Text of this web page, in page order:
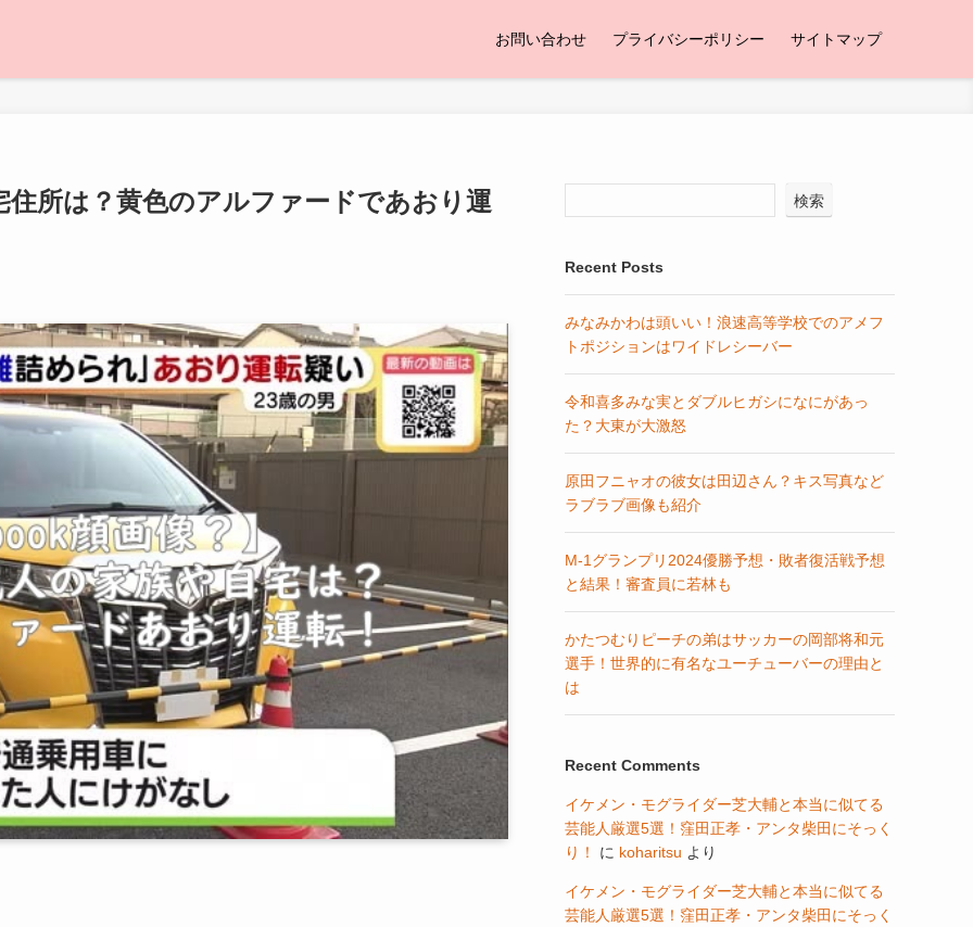
お問い合わせ プライバシーポリシー サイトマップ
住所は？黄色のアルファードであおり運 検索
Recent Posts
みなみかわは頭いい！浪速高等学校でのアメフ
トポジションはワイドレシーバー
令和喜多みな実とダブルヒガシになにがあっ
た？大東が大激怒
原田フニャオの彼女は田辺さん？キス写真など
ラブラブ画像も紹介
M-1グランプリ2024優勝予想・敗者復活戦予想
と結果！審査員に若林も
かたつむりピーチの弟はサッカーの岡部将和元
選手！世界的に有名なユーチューバーの理由と
は
Recent Comments
イケメン・モグライダー芝大輔と本当に似てる
芸能人厳選5選！窪田正孝・アンタ柴田にそっく
り！
に koharitsu より
イケメン・モグライダー芝大輔と本当に似てる
芸能人厳選5選！窪田正孝・アンタ柴田にそっく